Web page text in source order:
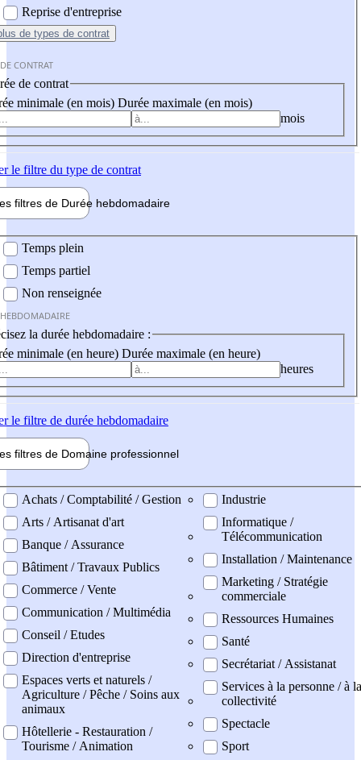
Reprise d'entreprise
de types de contrat
CONTRAT
de contrat
minimale (en mois) Durée maximale (en mois)
mois
le filtre du type de contrat
filtres de Durée hebdomadaire
Temps plein
Temps partiel
Non renseignée
la durée hebdomadaire :
minimale (en heure) Durée maximale (en heure)
heures
le filtre de durée hebdomadaire
filtres de Domaine professionnel
professionel
Achats / Comptabilité / Gestion
Arts / Artisanat d'art
Banque / Assurance
Bâtiment / Travaux Publics
Commerce / Vente
Communication / Multimédia
Conseil / Etudes
Direction d'entreprise
Espaces verts et naturels /
Agriculture / Pêche / Soins aux
animaux
Hôtellerie - Restauration /
Tourisme / Animation
Industrie
Informatique /
Télécommunication
Installation / Maintenance
Marketing / Stratégie
commerciale
Ressources Humaines
Santé
Secrétariat / Assistanat
Services à la personne / à la
collectivité
Spectacle
Sport